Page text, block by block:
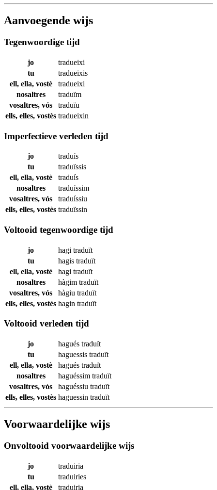
Aanvoegende wijs
Tegenwoordige tijd
jo
tradueixi
tu
tradueixis
ell, ella, vostè
tradueixi
nosaltres
traduïm
vosaltres, vós
traduïu
ells, elles, vostès tradueixin
Imperfectieve verleden tijd
jo
traduís
tu
traduïssis
ell, ella, vostè
traduís
nosaltres
traduíssim
vosaltres, vós
traduíssiu
ells, elles, vostès traduïssin
Voltooid tegenwoordige tijd
jo hagi traduït
tu
hagis traduït
ell, ella, vostè
hagi traduït
nosaltres
hàgim traduït
vosaltres, vós
hàgiu traduït
ells, elles, vostès hagin traduït
Voltooid verleden tijd
jo hagués traduït
tu
haguessis traduït
ell, ella, vostè
hagués traduït
nosaltres
haguéssim traduït
vosaltres, vós
haguéssiu traduït
ells, elles, vostès haguessin traduït
Voorwaardelijke wijs
Onvoltooid voorwaardelijke wijs
jo
traduiria
tu
traduiries
ell, ella, vostè
traduiria